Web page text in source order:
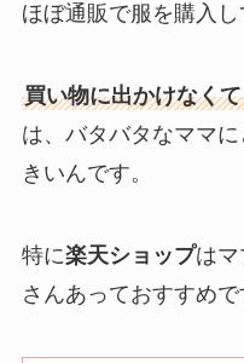
ほぼ通販で服を購入し
買い物に出かけなく
は、バタバタなママ
きいんです。
特に楽天ショップはマ
さんあっておすすめで